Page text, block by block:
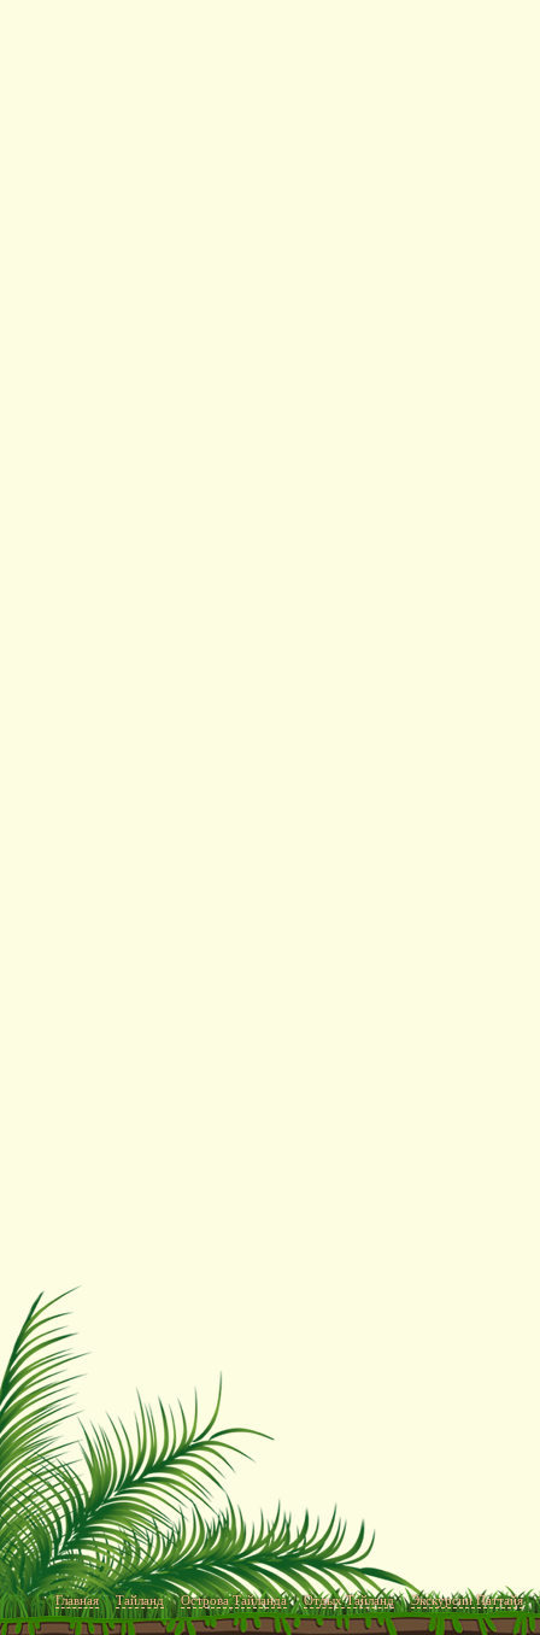
Главная Тайланд Острова Тайланда Отдых Тайланд Экскурсии Паттайя